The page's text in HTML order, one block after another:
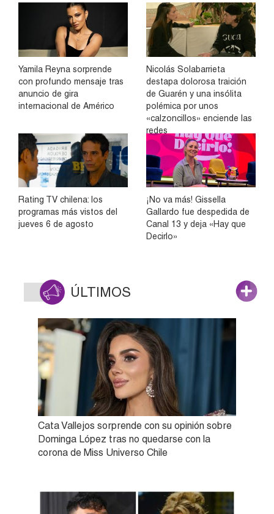
Yamila Reyna sorprende
con profundo mensaje tras
anuncio de gira
internacional de Américo
Nicolás Solabarrieta
destapa dolorosa traición
de Guarén y una insólita
polémica por unos
«calzoncillos» enciende las
redes
Rating TV chilena: los
programas más vistos del
jueves 6 de agosto
¡No va más! Gissella
Gallardo fue despedida de
Canal 13 y deja «Hay que
Decirlo»
ÚLTIMOS
Cata Vallejos sorprende con su opinión sobre
Dominga López tras no quedarse con la
corona de Miss Universo Chile